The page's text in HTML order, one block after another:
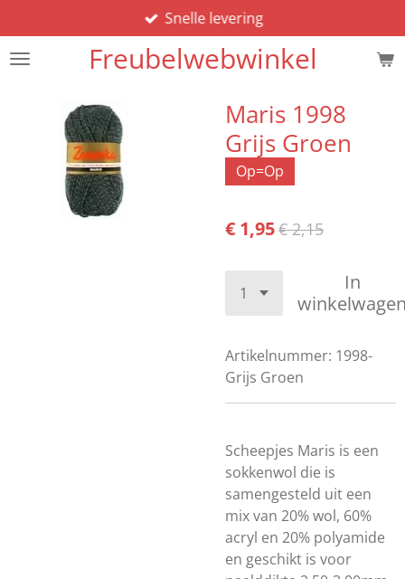
direct
naar
hoofdinhoud
Freubelwebwinkel
Snelle levering
Maris 1998
Grijs Groen
Op=Op
€ 1,95€ 2,15
In
Artikelnummer: 1998-
Grijs Groen
Scheepjes Maris is een
sokkenwol die is
samengesteld uit een
mix van 20% wol, 60%
acryl en 20% polyamide
en geschikt is voor